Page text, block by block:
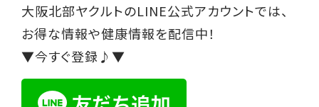
大阪北部ヤクルトのLINE公式アカウントでは、
お得な情報や健康情報を配信中！
▼今すぐ登録♪▼